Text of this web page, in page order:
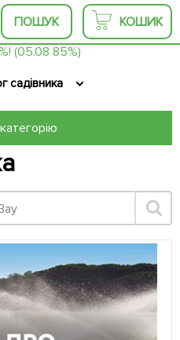
ПОШУК КОШИК
садівника